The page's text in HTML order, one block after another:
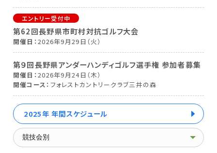
第62回長野県市町村対抗ゴルフ大会
開催日 2026年9月29日（火）
第９回長野県アンダーハンディゴルフ選手権 参加者募集
開催日
2026年9月24日（木）
開催コース
フォレストカントリークラブ三井の森
2025年 年間スケジュール